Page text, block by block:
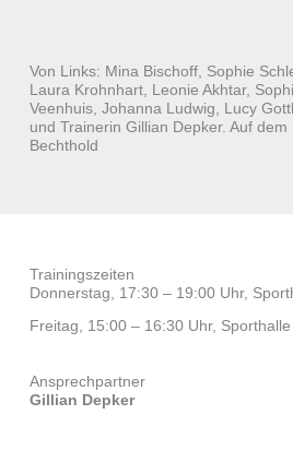
Von Links: Mina Bischoff, Sophie
Laura Krohnhart, Leonie Akhtar,
Veenhuis, Johanna Ludwig, Lucy
und Trainerin Gillian Depker. Auf
Bechthold
Trainingszeiten
Donnerstag, 17:30 – 19:00 Uhr,
Freitag, 15:00 – 16:30 Uhr,
Ansprechpartner
Gillian Depker